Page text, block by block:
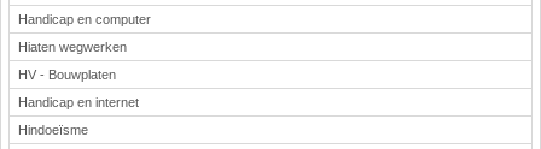
Handicap en computer
Hiaten wegwerken
HV - Bouwplaten
Handicap en internet
Hindoeïsme